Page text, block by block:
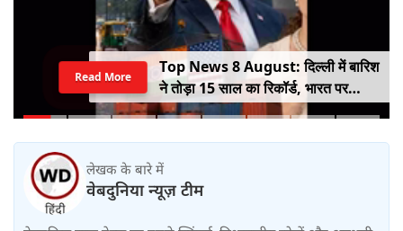
Top News 8 August: दिल्ली में बारिश
ने तोड़ा 15 साल का रिकॉर्ड, भारत पर
100% टैरिफ का खतरा; Gen Z पर कंगना
Read More
लेखक के बारे में
वेबदुनिया न्यूज़ टीम